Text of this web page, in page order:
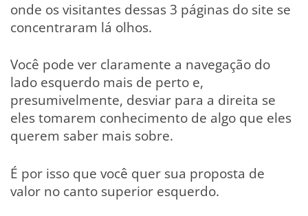
onde os visitantes dessas 3 páginas do site se
concentraram lá olhos.
Você pode ver claramente a navegação do
lado esquerdo mais de perto e,
presumivelmente, desviar para a direita se
eles tomarem conhecimento de algo que eles
querem saber mais sobre.
É por isso que você quer sua proposta de
valor no canto superior esquerdo.